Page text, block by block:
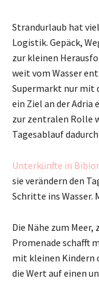
Strandurlaub hat
Logistik. Gepäck,
zur kleinen
weit vom Wasser
Supermarkt nur mit
ein Ziel an der Adria
zur zentralen Rolle
Tagesablauf
Unterkünfte in
sie verändern den
Schritte ins Wasser.
Die Nähe zum
Promenade schafft
mit kleinen Kindern
die Wert auf einen